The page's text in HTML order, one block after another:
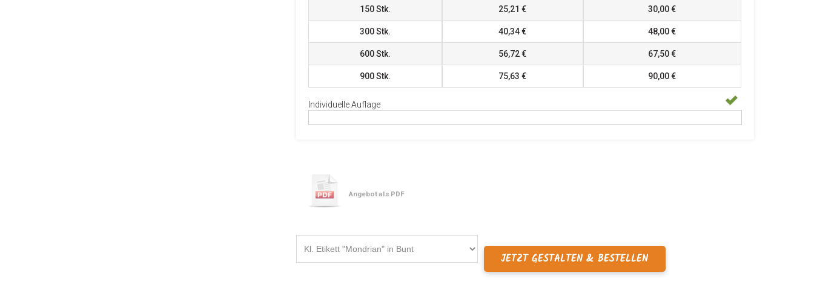
150Stk. 25,21 € 30,00 €
300Stk. 40,34 € 48,00 €
600Stk. 56,72 € 67,50 €
900Stk. 75,63 € 90,00 €
Individuelle Auflage
Angebot als PDF
JETZT GESTALTEN & BESTELLEN